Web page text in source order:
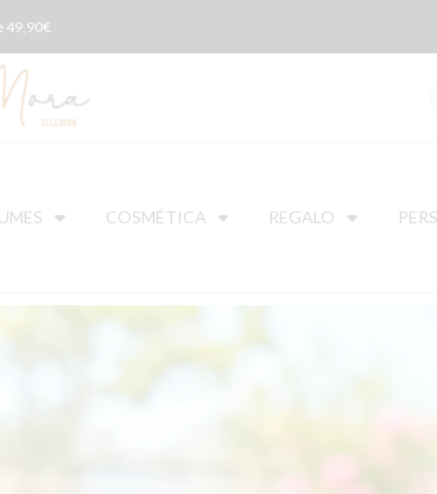
49,90€
COSMÉTICA REGALO